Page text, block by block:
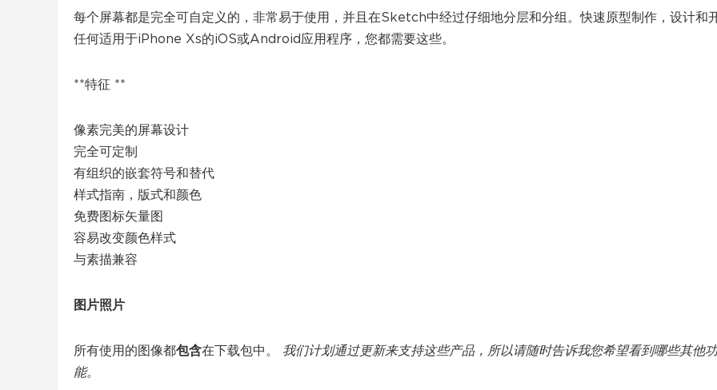
每个屏幕都是完全可自定义的，非常易于使用，并且在Sketch中经过仔细地分层和分组。快速原型制作，设计和
任何适用于iPhone Xs的iOS或Android应用程序，您都需要这些。
**特征 **
像素完美的屏幕设计
完全可定制
有组织的嵌套符号和替代
样式指南，版式和颜色
免费图标矢量图
容易改变颜色样式
与素描兼容
图片照片
所有使用的图像都包含在下载包中。 我们计划通过更新来支持这些产品，所以请随时告诉我您希望看到哪些其他功
能。